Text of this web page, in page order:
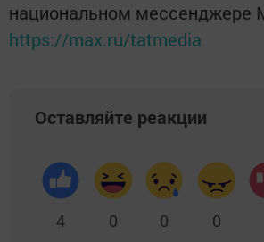
национальном мессенджере
https://max.ru/tatmedia
Оставляйте реакции
4 0 0 0